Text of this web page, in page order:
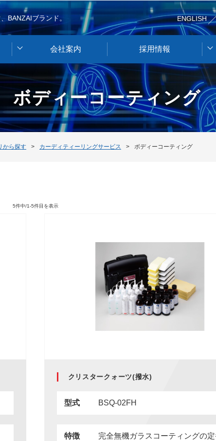
BANZAIブランド。 ENGLISH
会社案内 採用情報
ボディーコーティング
から探す カーディティーリングサービス ボディーコーティング
5件中/1-5件目を表示
クリスタークォーツ(撥水)
型式 BSQ-02FH
特徴
完全無機ガラスコーティングの